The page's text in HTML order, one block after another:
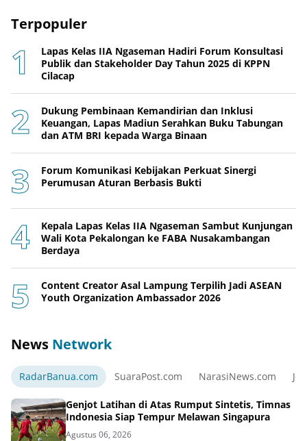
Terpopuler
Lapas Kelas IIA Ngaseman Hadiri Forum Konsultasi
Publik dan Stakeholder Day Tahun 2025 di KPPN
Cilacap
Dukung Pembinaan Kemandirian dan Inklusi
Keuangan, Lapas Madiun Serahkan Buku Tabungan
dan ATM BRI kepada Warga Binaan
Forum Komunikasi Kebijakan Perkuat Sinergi
Perumusan Aturan Berbasis Bukti
Kepala Lapas Kelas IIA Ngaseman Sambut Kunjungan
Wali Kota Pekalongan ke FABA Nusakambangan
Berdaya
Content Creator Asal Lampung Terpilih Jadi ASEAN
Youth Organization Ambassador 2026
News Network
RadarBanua.com SuaraPost.com NarasiNews.com
Genjot Latihan di Atas Rumput Sintetis, Timnas
Indonesia Siap Tempur Melawan Singapura
Agustus 06, 2026